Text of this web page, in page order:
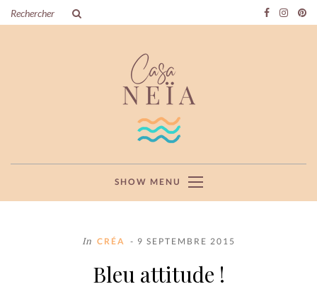
SHOW MENU
In CRÉA - 9 SEPTEMBRE 2015
Bleu attitude !